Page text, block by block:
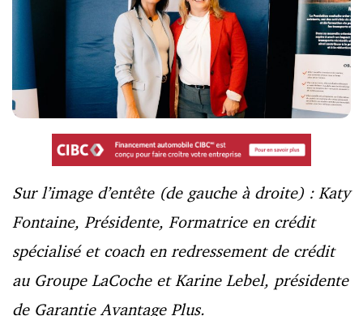
Sur l’image d’entête (de gauche à droite) : Katy
Fontaine, Présidente, Formatrice en crédit
spécialisé et coach en redressement de crédit
au Groupe LaCoche et KarineLebel, présidente
de Garantie Avantage Plus.